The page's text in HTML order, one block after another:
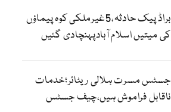
براڈ پیک حادثہ،5غیرملکی کوہ پیماؤں
کی میتیں اسلام آبادپہنچادی گئیں
جسٹس مسرت ہلالی ریٹائر؛خدمات
ناقابل فراموش ہیں،چیف جسٹس